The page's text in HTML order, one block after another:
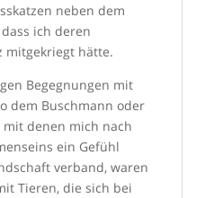
neben dem
ich deren
mitgekriegt hätte.
Begegnungen mit
dem Buschmann oder
mit denen mich nach
ein Gefühl
verband, waren
Tieren, die sich bei